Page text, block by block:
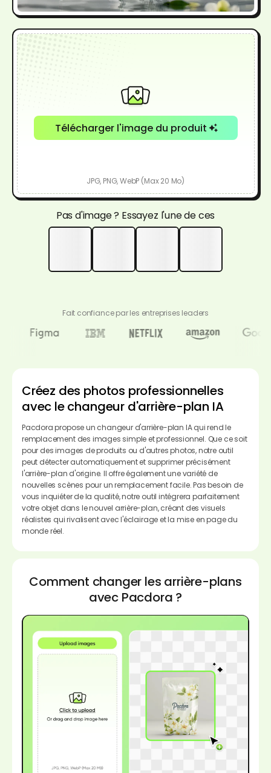
Télécharger l'image du produit
JPG, PNG, WebP (Max 20 Mo)
Pas d'image ? Essayez l'une de ces
Fait confiance par les entreprises leaders
Créez des photos professionnelles
avec le changeur d'arrière-plan IA
Pacdora propose un changeur d'arrière-plan IA qui rend le
remplacement des images simple et professionnel. Que ce soit
pour des images de produits ou d'autres photos, notre outil
peut détecter automatiquement et supprimer précisément
l'arrière-plan d'origine. Il offre également une variété de
nouvelles scènes pour un remplacement facile. Pas besoin de
vous inquiéter de la qualité, notre outil intégrera parfaitement
votre objet dans le nouvel arrière-plan, créant des visuels
réalistes qui rivalisent avec l'éclairage et la mise en page du
monde réel.
Comment changer les arrière-plans
avec Pacdora ?